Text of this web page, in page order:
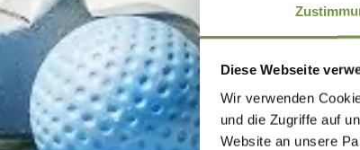
Diese Webseite
Wir verwenden
und die Zugriffe auf
Website an unsere